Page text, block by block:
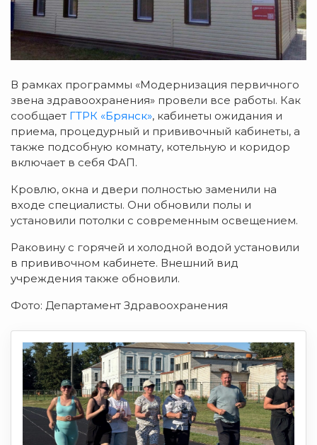
В рамках программы «Модернизация первичного
звена здравоохранения» провели все работы. Как
сообщает ГТРК «Брянск», кабинеты ожидания и
приема, процедурный и прививочный кабинеты, а
также подсобную комнату, котельную и коридор
включает в себя ФАП.
Кровлю, окна и двери полностью заменили на
входе специалисты. Они обновили полы и
установили потолки с современным освещением.
Раковину с горячей и холодной водой установили
в прививочном кабинете. Внешний вид
учреждения также обновили.
Фото: Департамент Здравоохранения